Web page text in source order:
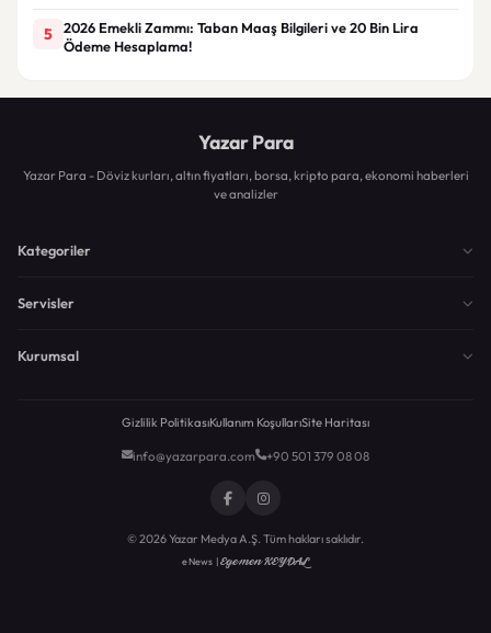
5
2026 Emekli Zammı: Taban Maaş Bilgileri ve 20 Bin Lira
Ödeme Hesaplama!
Yazar Para
Yazar Para - Döviz kurları, altın fiyatları, borsa, kripto para, ekonomi haberleri
ve analizler
Kategoriler
Servisler
Kurumsal
Gizlilik PolitikasıKullanım KoşullarıSite Haritası
info@yazarpara.com +90 501 379 08 08
© 2026 Yazar Medya A.Ş. Tüm hakları saklıdır.
eNews |Egemen KEYDAL